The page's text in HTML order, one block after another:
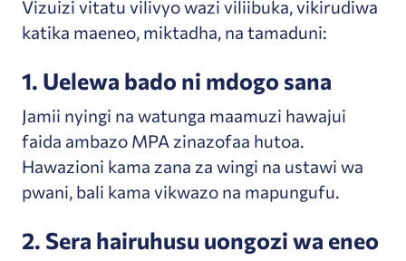
Vizuizi vitatu vilivyo wazi viliibuka, vikirudiwa
katika maeneo, miktadha, na tamaduni:
1. Uelewa bado ni mdogo sana
Jamii nyingi na watunga maamuzi hawajui
faida ambazo MPA zinazofaa hutoa.
Hawazioni kama zana za wingi na ustawi wa
pwani, bali kama vikwazo na mapungufu.
2. Sera hairuhusu uongozi wa eneo